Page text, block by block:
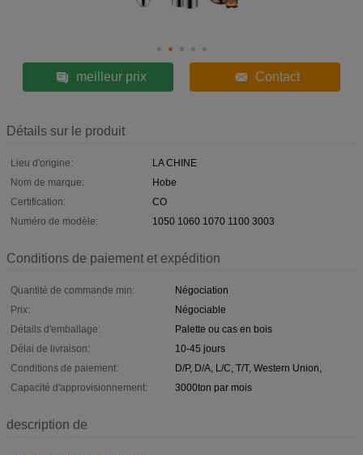
meilleur prix Contact
Détails sur le produit
Lieu d'origine:
LA CHINE
Nom de marque:
Hobe
Certification:
CO
Numéro de modèle:
1050 1060 1070 1100 3003
Conditions de paiement et expédition
Quantité de commande min:
Négociation
Prix:
Négociable
Détails d'emballage:
Palette ou cas en bois
Délai de livraison:
10-45 jours
Conditions de paiement:
D/P, D/A, L/C, T/T, Western Union,
Capacité d'approvisionnement:
3000ton par mois
description de